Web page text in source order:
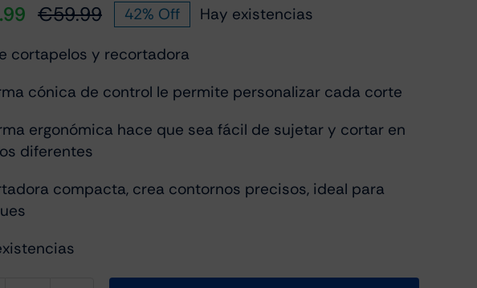
€59.99El
precio
era:
El
precio
es:
42% Off
Hay existencias
cortapelos y recortadora
cónica de control le permite personalizar cada corte
ergonómica hace que sea fácil de sujetar y cortar en
diferentes
compacta, crea contornos precisos, ideal para